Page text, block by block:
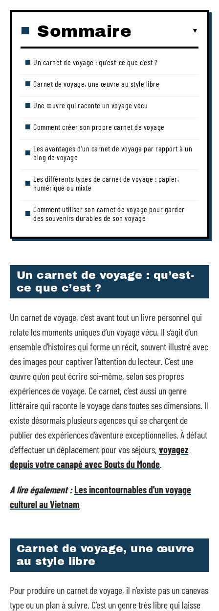
Sommaire
Un carnet de voyage : qu’est-ce que c’est ?
Carnet de voyage, une œuvre au style libre
Une œuvre qui raconte un voyage vécu
Comment créer son propre carnet de voyage
Les avantages d’un carnet de voyage par rapport à un
blog de voyage
Les différents types de carnet de voyage : papier,
numérique ou mixte
Comment utiliser son carnet de voyage pour garder
des souvenirs durables de son voyage
Un carnet de voyage : qu’est-
ce que c’est ?
Un carnet de voyage, c’est avant tout un livre personnel qui
relate les moments uniques d’un voyage vécu. Il s’agit d’un
ensemble d’histoires qui forme un récit, souvent illustré avec
des images pour captiver l’attention du lecteur. C’est une
œuvre qu’on peut écrire soi-même, selon ses propres
expériences de voyage. Ce carnet, c’est aussi un genre
littéraire qui raconte le voyage dans toutes ses dimensions. Il
existe désormais plusieurs agences qui se chargent de
publier des expériences d’aventure exceptionnelles. À défaut
d’effectuer un déplacement pour vos séjours, voyagez
depuis votre canapé avec Bouts du Monde
A lire également :Les incontournables d'un voyage
culturel au Vietnam
Carnet de voyage, une œuvre
au style libre
Pour produire un carnet de voyage, il n’existe pas un canevas
type ou un plan à suivre. C’est un genre très libre qui laisse